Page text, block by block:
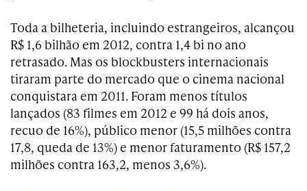
Toda a bilheteria, incluindo estrangeiros, alcançou
R$ 1,6 bilhão em 2012, contra 1,4 bi no ano
retrasado. Mas os blockbusters internacionais
tiraram parte do mercado que o cinema nacional
conquistara em 2011. Foram menos títulos
lançados (83 filmes em 2012 e 99 há dois anos,
recuo de 16%), público menor (15,5 milhões contra
17,8, queda de 13%) e menor faturamento (R$ 157,2
milhões contra 163,2, menos 3,6%).